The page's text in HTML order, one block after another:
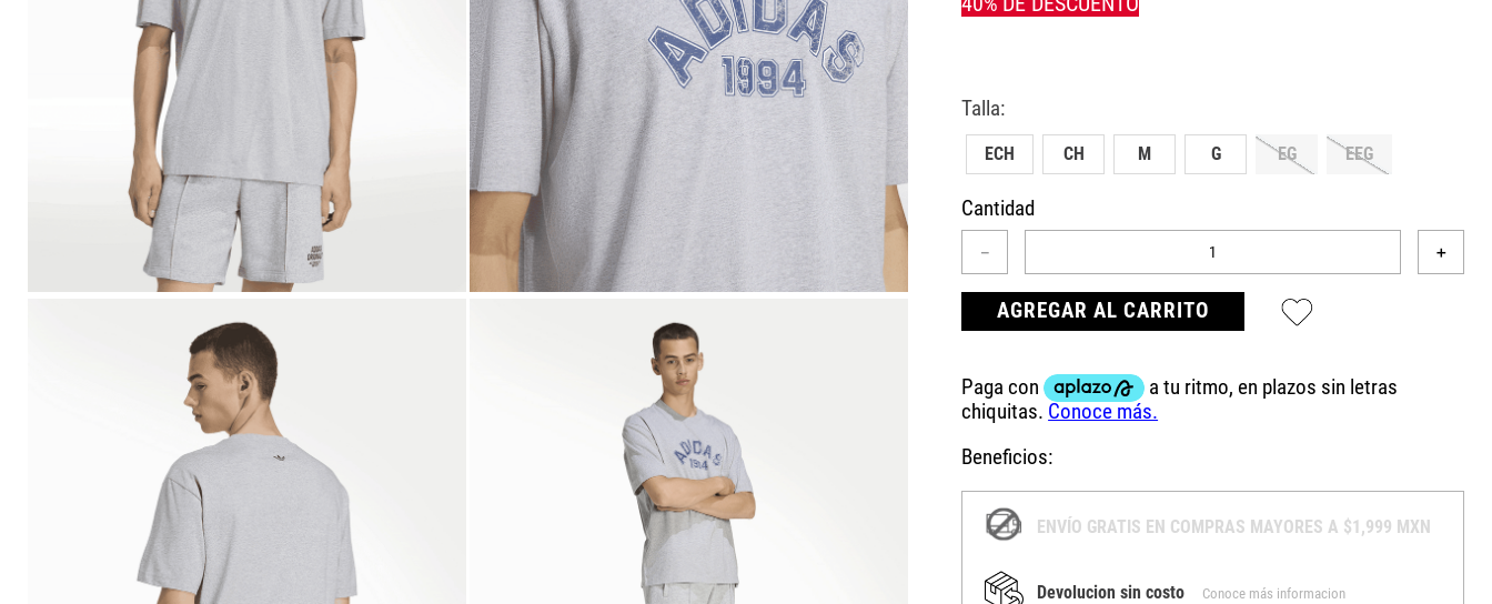
ECH CH M G EG EEG
Cantidad
＋
－
AGREGAR AL CARRITO
Beneficios:
ENVÍO GRATIS EN COMPRAS MAYORES A $1,999 MXN
Devolucion sin costo Conoce más informacion
PUMA SPEEDCAT
10 CAMPUS